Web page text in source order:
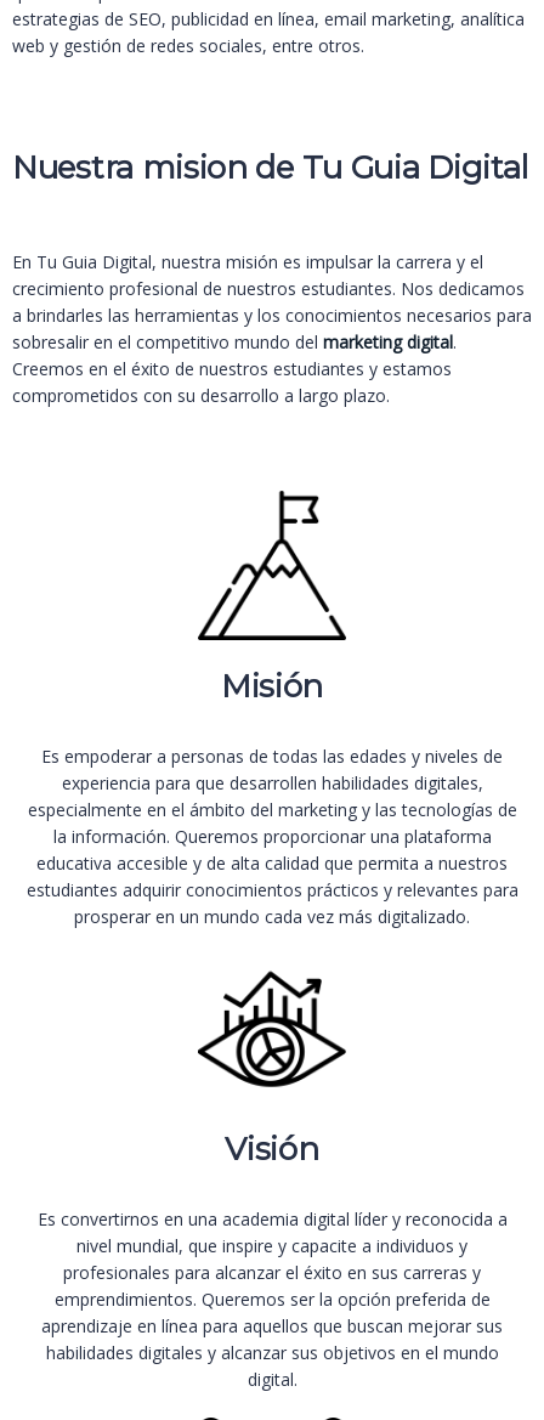
estrategias de SEO, publicidad en línea, email marketing, analítica
web y gestión de redes sociales, entre otros.
Nuestra mision de Tu Guia Digital
En Tu Guia Digital, nuestra misión es impulsar la carrera y el
crecimiento profesional de nuestros estudiantes. Nos dedicamos
a brindarles las herramientas y los conocimientos necesarios para
sobresalir en el competitivo mundo del marketing digital.
Creemos en el éxito de nuestros estudiantes y estamos
comprometidos con su desarrollo a largo plazo.
Misión
Es empoderar a personas de todas las edades y niveles de
experiencia para que desarrollen habilidades digitales,
especialmente en el ámbito del marketing y las tecnologías de
la información. Queremos proporcionar una plataforma
educativa accesible y de alta calidad que permita a nuestros
estudiantes adquirir conocimientos prácticos y relevantes para
prosperar en un mundo cada vez más digitalizado.
Visión
Es convertirnos en una academia digital líder y reconocida a
nivel mundial, que inspire y capacite a individuos y
profesionales para alcanzar el éxito en sus carreras y
emprendimientos. Queremos ser la opción preferida de
aprendizaje en línea para aquellos que buscan mejorar sus
habilidades digitales y alcanzar sus objetivos en el mundo
digital.